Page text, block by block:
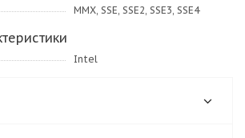
MMX, SSE, SSE2, SSE3, SSE4
Intel